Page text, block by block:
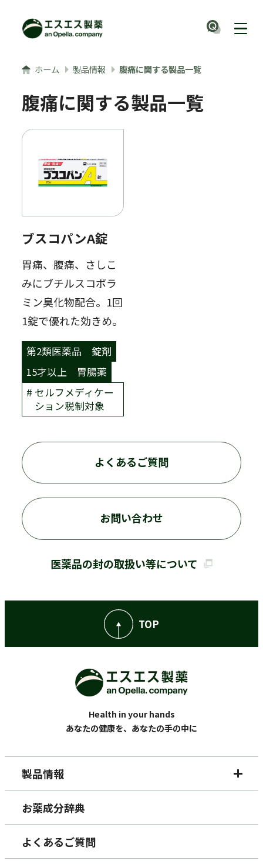
ナビ
ホーム 製品情報 腹痛に関する製品一覧
腹痛に関する製品一覧
ブスコパンA錠
胃痛、腹痛、さしこ
みにブチルスコポラ
ミン臭化物配合。1回
1錠で優れた効きめ。
第2類医薬品
錠剤
15才以上
胃腸薬
セルフメディケー
ション税制対象
よくあるご質問
お問い合わせ
医薬品の封の取扱い等について
TOP
Health in your hands
あなたの健康を、あなたの手の中に
製品情報
お薬成分辞典
よくあるご質問